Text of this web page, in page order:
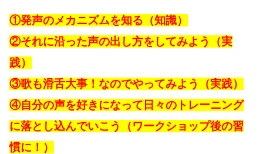
①発声のメカニズムを知る（知識）
②それに沿った声の出し方をしてみよう（実
践）
③歌も滑舌大事！なのでやってみよう（実践）
④自分の声を好きになって日々のトレーニング
に落とし込んでいこう（ワークショップ後の習
慣に！）